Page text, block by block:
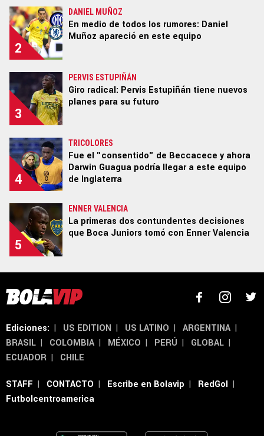
Todos los derechos reservados.
2
DANIEL MUÑOZ
En medio de todos los rumores: Daniel
Muñoz apareció en este equipo
3
PERVIS ESTUPIÑÁN
Giro radical: Pervis Estupiñán tiene nuevos
planes para su futuro
4
TRICOLORES
Fue el "consentido" de Beccacece y ahora
Darwin Guagua podría llegar a este equipo
de Inglaterra
5
ENNER VALENCIA
La primeras dos contundentes decisiones
que Boca Juniors tomó con Enner Valencia
Ediciones: | US EDITION | US LATINO | ARGENTINA |
BRASIL | COLOMBIA | MÉXICO | PERÚ | GLOBAL |
ECUADOR | CHILE
STAFF | CONTACTO | Escribe en Bolavip | RedGol |
Futbolcentroamerica